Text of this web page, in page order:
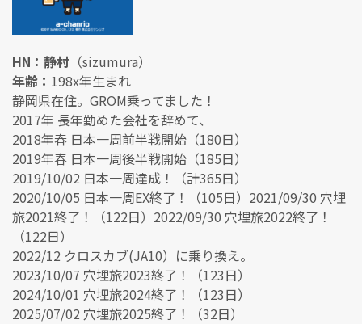
HN：静村 （sizumura）
年齢： 198x年生まれ
静岡県在住。GROM乗ってました！
2017年 長年勤めた会社を辞めて、
2018年春 日本一周前半戦開始（180日）
2019年春 日本一周後半戦開始（185日）
2019/10/02 日本一周達成！（計365日）
2020/10/05 日本一周EX終了！（105日）2021/09/30 穴埋
旅2021終了！（122日）2022/09/30 穴埋旅2022終了！
（122日）
2022/12 クロスカブ(JA10）に乗り換え。
2023/10/07 穴埋旅2023終了！（123日）
2024/10/01 穴埋旅2024終了！（123日）
2025/07/02 穴埋旅2025終了！（32日）